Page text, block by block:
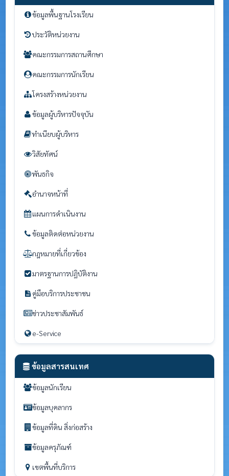
ข้อมูลพื้นฐานโรงเรียน
ประวัติหน่วยงาน
คณะกรรมการสถานศึกษา
คณะกรรมการนักเรียน
โครงสร้างหน่วยงาน
ข้อมูลผู้บริหารปัจจุบัน
ทำเนียบผู้บริหาร
วิสัยทัศน์
พันธกิจ
อำนาจหน้าที่
แผนการดำเนินงาน
ข้อมูลติดต่อหน่วยงาน
กฎหมายที่เกี่ยวข้อง
มาตรฐานการปฏิบัติงาน
คู่มือบริการประชาชน
ข่าวประชาสัมพันธ์
e-Service
ข้อมูลสารสนเทศ
ข้อมูลนักเรียน
ข้อมูลบุคลากร
ข้อมูลที่ดิน สิ่งก่อสร้าง
ข้อมูลครุภัณฑ์
เขตพื้นที่บริการ